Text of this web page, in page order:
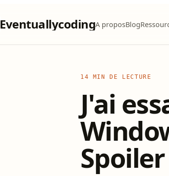
EventuallycodingA proposBlog
14 MIN DE LECTURE
J'ai